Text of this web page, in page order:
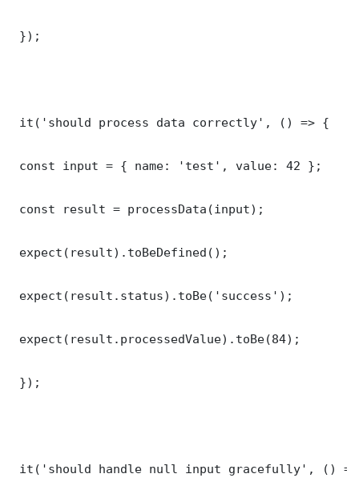
});
it('should process data correctly', () => {
const input = { name: 'test', value: 42 };
const result = processData(input);
expect(result).toBeDefined();
expect(result.status).toBe('success');
expect(result.processedValue).toBe(84);
});
it('should handle null input gracefully', ()